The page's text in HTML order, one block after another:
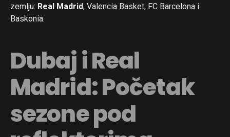
zemlju: Real Madrid, Valencia Basket, FC Barcelona i
Baskonia.
Dubaj i Real
Madrid: Početak
sezone pod